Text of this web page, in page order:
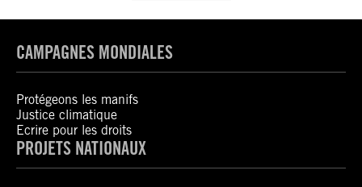
CAMPAGNES MONDIALES
Protégeons les manifs
Justice climatique
Ecrire pour les droits
PROJETS NATIONAUX